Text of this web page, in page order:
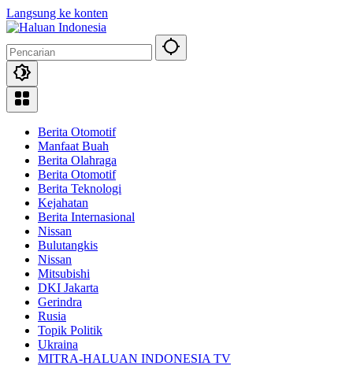
Langsung ke konten
Berita Otomotif
Manfaat Buah
Berita Olahraga
Berita Otomotif
Berita Teknologi
Kejahatan
Berita Internasional
Nissan
Bulutangkis
Nissan
Mitsubishi
DKI Jakarta
Gerindra
Rusia
Topik Politik
Ukraina
MITRA-HALUAN INDONESIA TV